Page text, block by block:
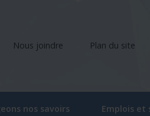
Nous joindre Plan du site
nos savoirs Emplois et